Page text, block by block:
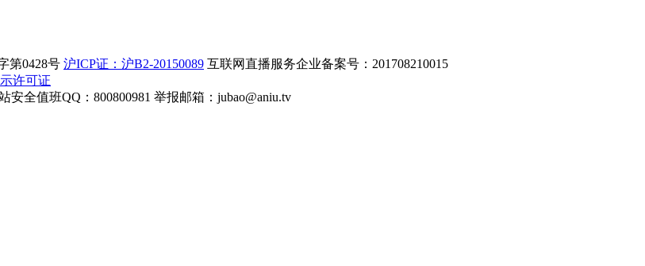
第0428号 沪ICP证：沪B2-20150089 互联网直播服务企业备案号：201708210015
许可证
安全值班QQ：800800981 举报邮箱： jubao@aniu.tv